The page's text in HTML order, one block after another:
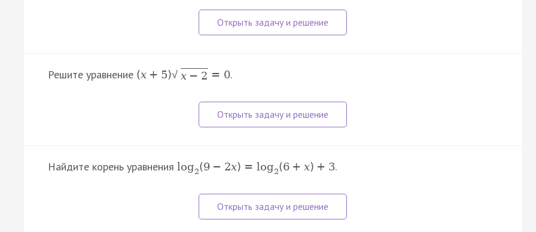
Решите уравнение (x + 5)√ x − 2 = 0.
Найдите корень уравнения log2(9 − 2x) = log2(6 + x) + 3.